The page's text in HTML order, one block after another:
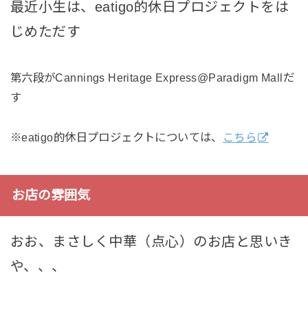
最近小生は、eatigo的休日プロジェクトをは
じめただす
第六段がCannings Heritage Express@Paradigm Mallだ
す
※eatigo的休日プロジェクトについては、 こちら
お店の雰囲気
おお、まさしく中華（点心）のお店と思いき
や、、、